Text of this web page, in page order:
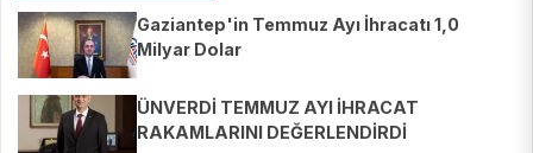
Gaziantep'in Temmuz Ayı İhracatı 1,0
Milyar Dolar
ÜNVERDİ TEMMUZ AYI İHRACAT
RAKAMLARINI DEĞERLENDİRDİ